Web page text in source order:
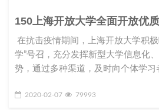
150上海开放大学全面开放优
在抗击疫情期间，上海开放大学积
学”号召，充分发挥新型大学信息化
势，通过多种渠道，及时向个体学习
2020-02-07 79993